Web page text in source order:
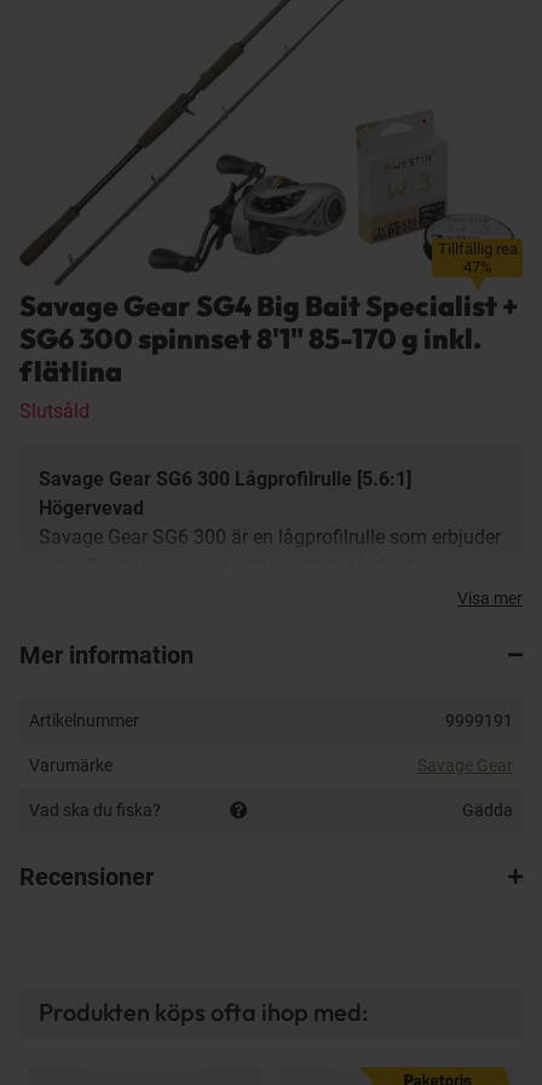
Tillfällig rea
47%
Savage Gear SG4 Big Bait Specialist +
SG6 300 spinnset 8'1" 85-170 g inkl.
flätlina
Slutsåld
Savage Gear SG6 300 Lågprofilrulle [5.6:1]
Högervevad
Savage Gear SG6 300 är en lågprofilrulle som erbjuder
högervevade design och utväxling på 5.6:1, ger denna
hantera stora gäddor. Den robusta konstruktionen och
erfarna fiskare. Perfekt för att kasta stora beten och
85-170 g
designat för att möta de högsta kraven från
nappen, medan dess styrka ger dig förtroendet att
gäddfiskare som vill ha ett pålitligt verktyg för att
Visa mer
Mer information
Artikelnummer 9999191
Varumärke Savage Gear
Vad ska du fiska? Gädda
Recensioner
Produkten köps ofta ihop med: